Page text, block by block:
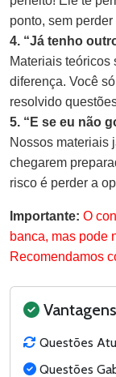
ponto, sem
4. “Já tenho
Materiais teóricos
diferença. Você
resolvido
5. “E se eu não
Nossos materiais
chegarem
risco é perder a
Importante: O
banca, mas pode
Recomendamos
Vantagens
Questões
Questões